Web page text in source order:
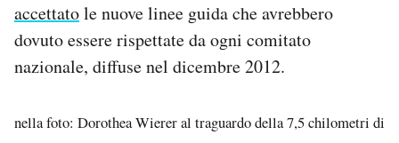
accettatole nuove linee guida che avrebbero
dovuto essere rispettate da ogni comitato
nazionale, diffuse nel dicembre 2012.
nella foto: Dorothea Wierer al traguardo della 7,5 chilometri di